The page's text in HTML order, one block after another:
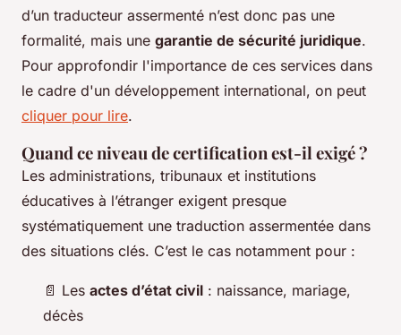
d’un traducteur assermenté n’est donc pas une
formalité, mais une garantie de sécurité juridique.
Pour approfondir l'importance de ces services dans
le cadre d'un développement international, on peut
cliquer pour lire.
Quand ce niveau de certification est-il exigé ?
Les administrations, tribunaux et institutions
éducatives à l’étranger exigent presque
systématiquement une traduction assermentée dans
des situations clés. C’est le cas notamment pour :
📄 Les actes d’état civil : naissance, mariage,
décès